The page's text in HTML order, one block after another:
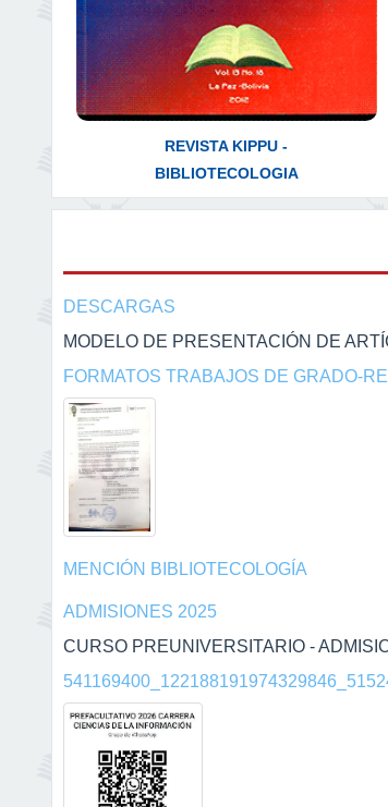
REVISTA KIPPU -
BIBLIOTECOLOGIA
DESCARGAS
MODELO DE PRESENTACIÓN DE
FORMATOS TRABAJOS DE GRADO-
MENCIÓN BIBLIOTECOLOGÍA
ADMISIONES 2025
CURSO PREUNIVERSITARIO -